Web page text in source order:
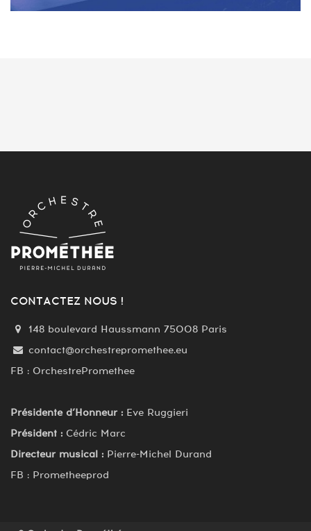
CONTACTEZ NOUS !
148 boulevard Haussmann 75008 Paris
contact@orchestrepromethee.eu
FB : OrchestrePromethee
Présidente d’Honneur : Eve Ruggieri
Président : Cédric Marc
Directeur musical : Pierre-Michel Durand
FB : Prometheeprod